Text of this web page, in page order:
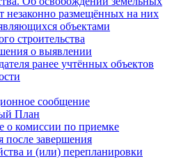
незаконно размещённых на них
объектами
строительства
о выявлении
ранее учтённых объектов
сообщение
План
о комиссии по приемке
после завершения
и (или) перепланировки